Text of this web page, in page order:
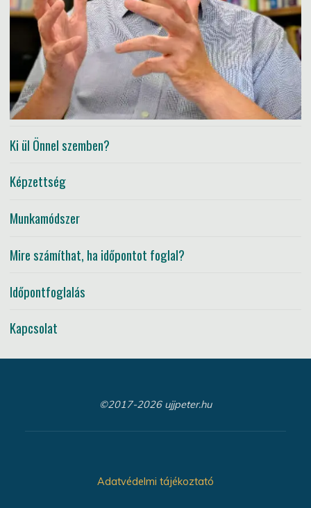
Ki ül Önnel szemben?
Képzettség
Munkamódszer
Mire számíthat, ha időpontot foglal?
Időpontfoglalás
Kapcsolat
©2017-2026 ujjpeter.hu
Adatvédelmi tájékoztató